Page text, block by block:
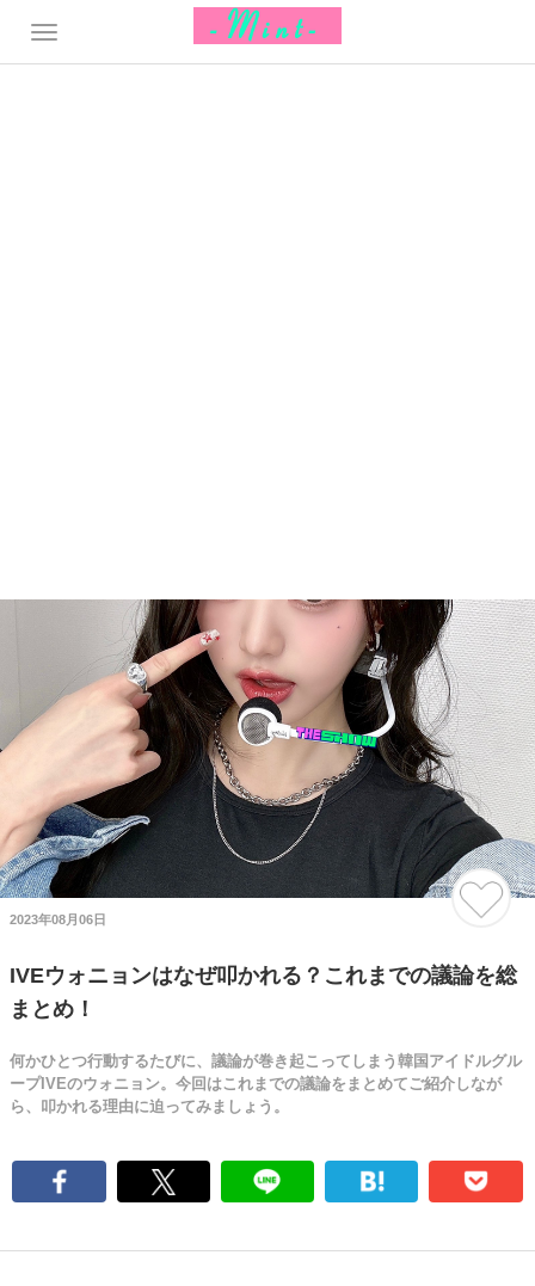
2023年08月06日
IVEウォニョンはなぜ叩かれる？これまでの議論を総
まとめ！
何かひとつ行動するたびに、議論が巻き起こってしまう韓国アイドルグル
ープIVEのウォニョン。今回はこれまでの議論をまとめてご紹介しなが
ら、叩かれる理由に迫ってみましょう。